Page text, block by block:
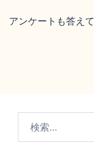
アンケートも答え